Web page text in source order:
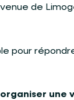
de
pour
une